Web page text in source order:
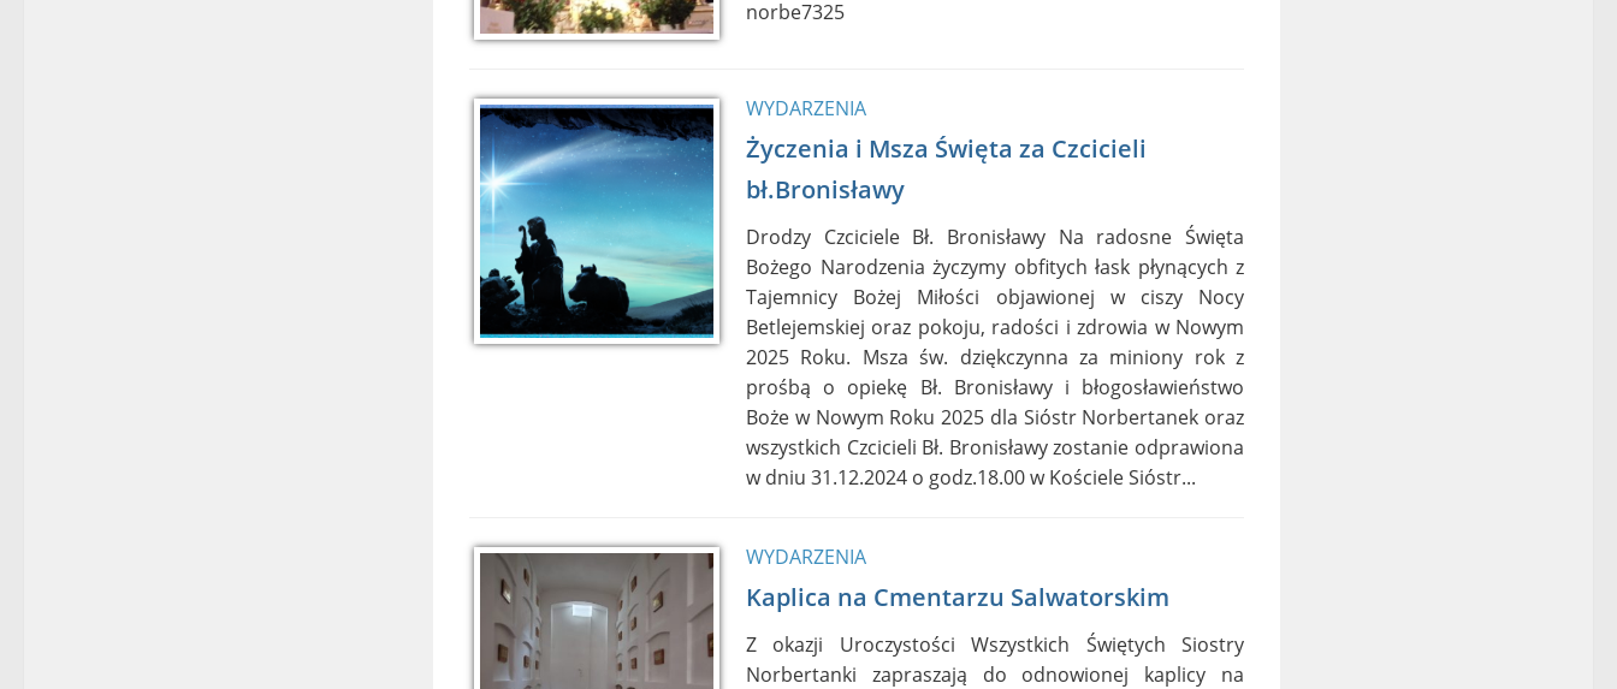
norbe7325
WYDARZENIA
Życzenia i Msza Święta za Czcicieli
bł.Bronisławy
Drodzy Czciciele Bł. Bronisławy Na radosne Święta
Bożego Narodzenia życzymy obfitych łask płynących z
Tajemnicy Bożej Miłości objawionej w ciszy Nocy
Betlejemskiej oraz pokoju, radości i zdrowia w Nowym
2025 Roku. Msza św. dziękczynna za miniony rok z
prośbą o opiekę Bł. Bronisławy i błogosławieństwo
Boże w Nowym Roku 2025 dla Sióstr Norbertanek oraz
wszystkich Czcicieli Bł. Bronisławy zostanie odprawiona
w dniu 31.12.2024 o godz.18.00 w Kościele Sióstr...
WYDARZENIA
Kaplica na Cmentarzu Salwatorskim
Z okazji Uroczystości Wszystkich Świętych Siostry
Norbertanki zapraszają do odnowionej kaplicy na